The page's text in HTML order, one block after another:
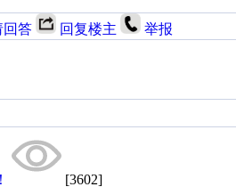
回答 回复楼主 举报
[3602]